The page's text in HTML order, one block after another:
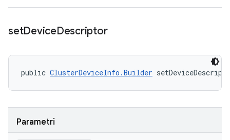
setDeviceDescriptor
public ClusterDeviceInfo.Builder
Parametri